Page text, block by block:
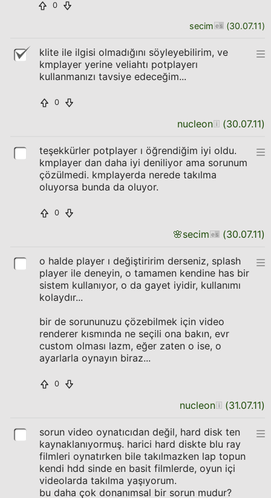
0
secim (30.07.11)
klite ile ilgisi olmadığını söyleyebilirim, ve
kmplayer yerine veliahtı potplayerı
kullanmanızı tavsiye edeceğim...
0
nucleon (30.07.11)
teşekkürler potplayer ı öğrendiğim iyi oldu.
kmplayer dan daha iyi deniliyor ama sorunum
çözülmedi. kmplayerda nerede takılma
oluyorsa bunda da oluyor.
0
🌸secim (30.07.11)
o halde player ı değiştiririm derseniz, splash
player ile deneyin, o tamamen kendine has bir
sistem kullanıyor, o da gayet iyidir, kullanımı
kolaydır...
bir de sorununuzu çözebilmek için video
renderer kısmında ne seçili ona bakın, evr
custom olması lazm, eğer zaten o ise, o
ayarlarla oynayın biraz...
0
nucleon (31.07.11)
sorun video oynatıcıdan değil, hard disk ten
kaynaklanıyormuş. harici hard diskte blu ray
filmleri oynatırken bile takılmazken lap topun
kendi hdd sinde en basit filmlerde, oyun içi
videolarda takılma yaşıyorum.
bu daha çok donanımsal bir sorun mudur?